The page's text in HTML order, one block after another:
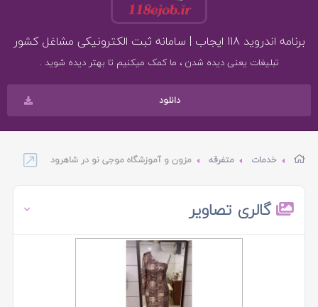
برنامه اندروید 118 ایجاب | سامانه ثبت الکترونیکی مشاغل کشور
تبلیغات یعنی دیده شدن ، ما کمک میکنیم تا بهتر دیده شوید .
دانلود
خدمات متفرقه مزون و آموزشگاه موجی نو در شاهرود
گالری تصاویر